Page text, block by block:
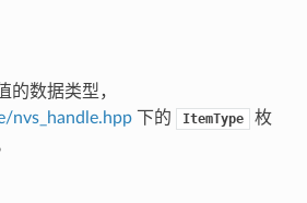
的数据类型，
nvs_handle.hpp下的 ItemType
枚